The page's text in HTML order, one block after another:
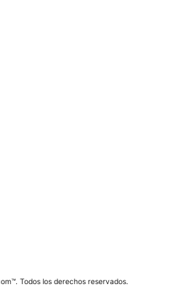
Todos los derechos reservados.